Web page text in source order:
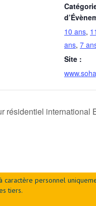
10 ans,
ans, 7
Site :
résidentiel international
caractère personnel
tiers.